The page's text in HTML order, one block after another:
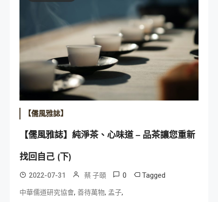
【儒風雅誌】
【儒風雅誌】純淨茶、心味道 – 品茶讓您重新
找回自己 (下)
2022-07-31 蔡 子頤 0 Tagged
中華儒道研究協會, 善待萬物, 孟子,